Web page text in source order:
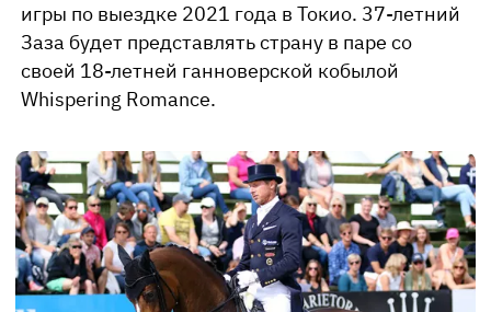
игры по выездке 2021 года в Токио. 37-летний
Заза будет представлять страну в паре со
своей 18-летней ганноверской кобылой
Whispering Romance.